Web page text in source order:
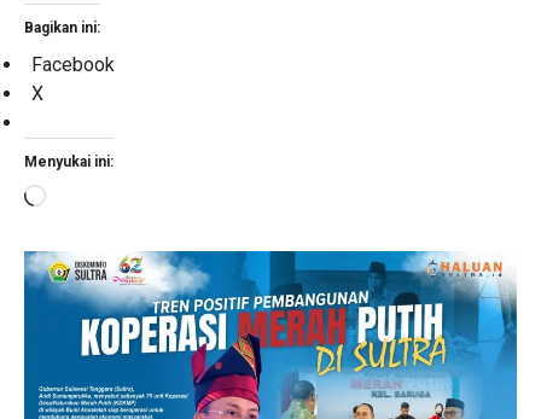
Bagikan ini:
Facebook
X
Menyukai ini:
Memuat...